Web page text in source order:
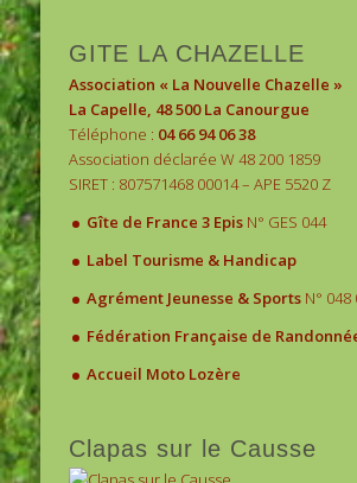
GITE LA CHAZELLE
Association « La Nouvelle Chazelle »
La Capelle, 48 500 La Canourgue
Téléphone : 04 66 94 06 38
Association déclarée W 48 200 1859
SIRET : 807571468 00014 – APE 5520 Z
. Gîte de France 3 Epis N° GES 044
. Label Tourisme & Handicap
. Agrément Jeunesse & Sports N° 048
. Fédération Française de
. Accueil Moto Lozère
Clapas sur le Causse